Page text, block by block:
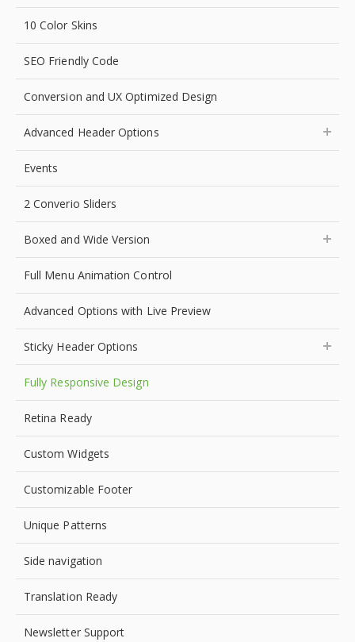
10 Color Skins
SEO Friendly Code
Conversion and UX Optimized Design
Advanced Header Options
Events
2 Converio Sliders
Boxed and Wide Version
Full Menu Animation Control
Advanced Options with Live Preview
Sticky Header Options
Fully Responsive Design
Retina Ready
Custom Widgets
Customizable Footer
Unique Patterns
Side navigation
Translation Ready
Newsletter Support